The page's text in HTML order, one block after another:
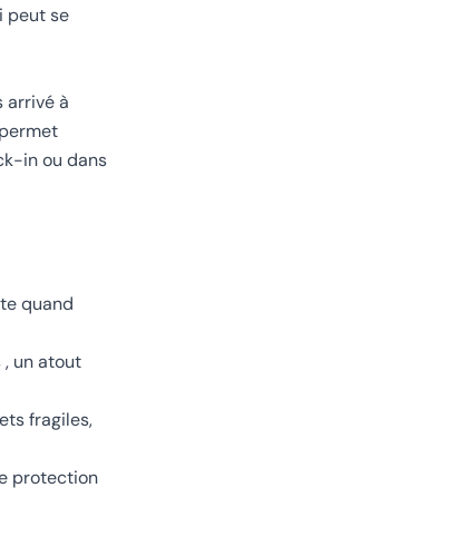
peut se
arrivé à
in ou dans
quand
un atout
fragiles,
protection